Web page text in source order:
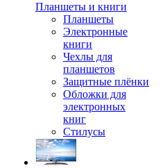
Планшеты и книги
Планшеты
Электронные
книги
Чехлы для
планшетов
Защитные плёнки
Обложки для
электронных
книг
Стилусы